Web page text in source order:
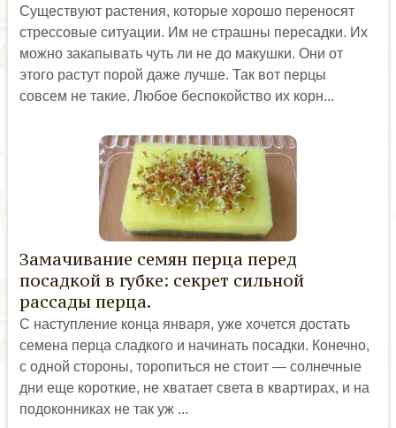
Существуют растения, которые хорошо переносят
стрессовые ситуации. Им не страшны пересадки. Их
можно закапывать чуть ли не до макушки. Они от
этого растут порой даже лучше. Так вот перцы
совсем не такие. Любое беспокойство их корн...
Замачивание семян перца перед
посадкой в губке: секрет сильной
рассады перца.
С наступление конца января, уже хочется достать
семена перца сладкого и начинать посадки. Конечно,
с одной стороны, торопиться не стоит — солнечные
дни еще короткие, не хватает света в квартирах, и на
подоконниках не так уж ...